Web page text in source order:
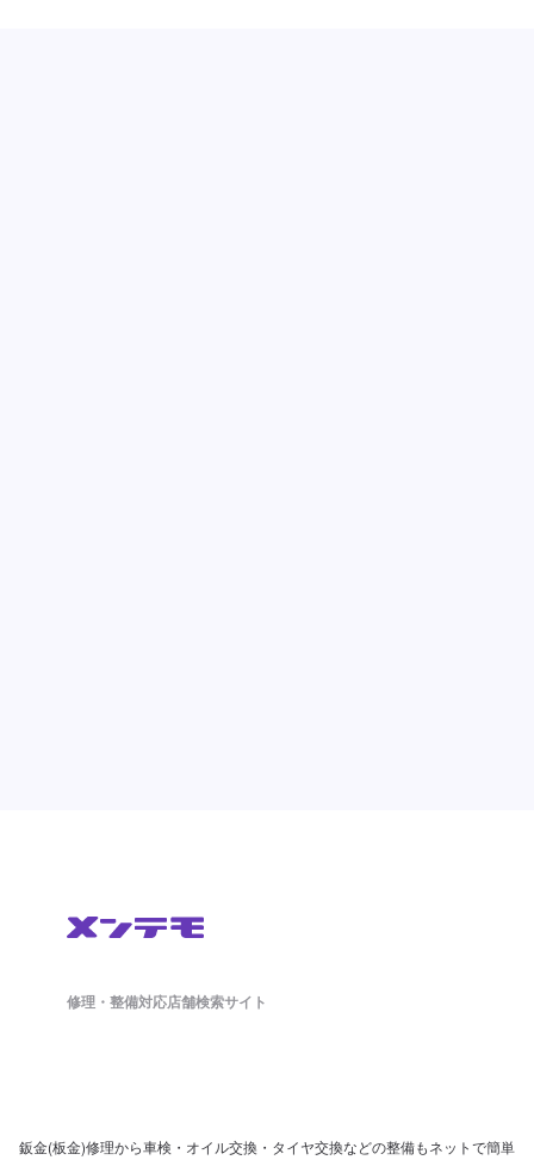
修理・整備対応店舗検索サイト
鈑金(板金)修理から車検・オイル交換・タイヤ交換などの整備もネットで簡単